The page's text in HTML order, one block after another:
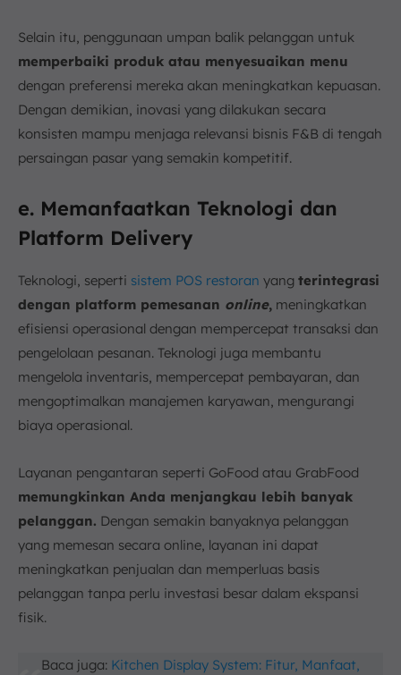
Selain itu, penggunaan umpan balik pelanggan untuk
memperbaiki produk atau menyesuaikan menu
dengan preferensi mereka akan meningkatkan kepuasan.
Dengan demikian, inovasi yang dilakukan secara
konsisten mampu menjaga relevansi bisnis F&B di tengah
persaingan pasar yang semakin kompetitif.
e. Memanfaatkan Teknologi dan
Platform Delivery
Teknologi, seperti sistem POS restoran yang terintegrasi
dengan platform pemesanan online, meningkatkan
efisiensi operasional dengan mempercepat transaksi dan
pengelolaan pesanan. Teknologi juga membantu
mengelola inventaris, mempercepat pembayaran, dan
mengoptimalkan manajemen karyawan, mengurangi
biaya operasional.
Layanan pengantaran seperti GoFood atau GrabFood
memungkinkan Anda menjangkau lebih banyak
pelanggan. Dengan semakin banyaknya pelanggan
yang memesan secara online, layanan ini dapat
meningkatkan penjualan dan memperluas basis
pelanggan tanpa perlu investasi besar dalam ekspansi
fisik.
Baca juga: Kitchen Display System: Fitur, Manfaat,